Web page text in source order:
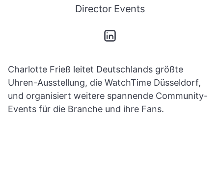
Director Events
Charlotte Frieß leitet Deutschlands größte
Uhren-Ausstellung, die WatchTime Düsseldorf,
und organisiert weitere spannende Community-
Events für die Branche und ihre Fans.